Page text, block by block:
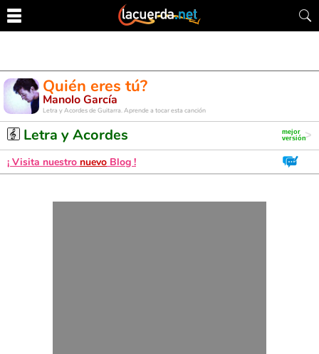
Quién eres tú?
Manolo García
Letra y Acordes de Guitarra. Aprende a tocar esta canción
Letra y Acordes
¡ Visita nuestro nuevo Blog !